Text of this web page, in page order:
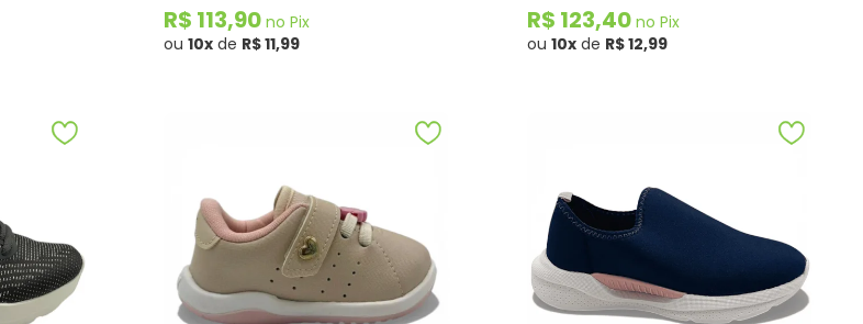
R$ 113,90 no Pix
ou 10xde R$ 11,99
R$ 123,40 no Pix
ou 10xde R$ 12,99